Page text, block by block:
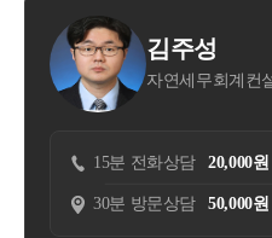
별 관심이 없으셨다면 더
산일을 미루지 않고 이미
상담을 찾아오시면 어떻게
하거나, 세법에 따른 세금
있는 경우에꼭 주변의 세
후에 일을 진행하셔야 하
도, 취득도, 세무상담도 시
드렸듯 이미 A씨의 주택이
주택으로 등기되어있는 농
증하는것은 훨씬 복잡한
소유하고 계시다면방치하
요,현금의 경우에는 위와
니다.일단 증여를 해버리
내야하는 것이죠.1)​하지만
그렇고 살 곳 마련하기가
들이 금전적인 도움을 줄
정 금액이 넘어가면 증여
보증금같은 경우 나중에
주성
연세무회계컨설팅
20,000원 예
50,000원 예